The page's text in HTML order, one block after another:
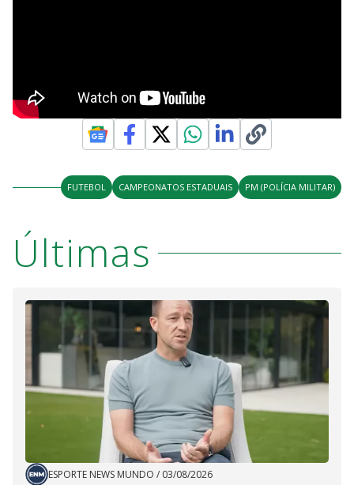
FUTEBOL CAMPEONATOS ESTADUAIS PM (POLÍCIA MILITAR)
Últimas
ESPORTE NEWS MUNDO / 03/08/2026